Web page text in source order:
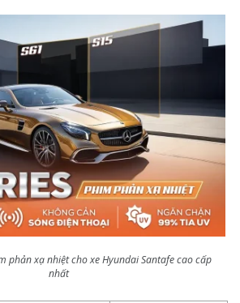
phản xạ nhiệt cho xe Hyundai Santafe cao cấp
nhất